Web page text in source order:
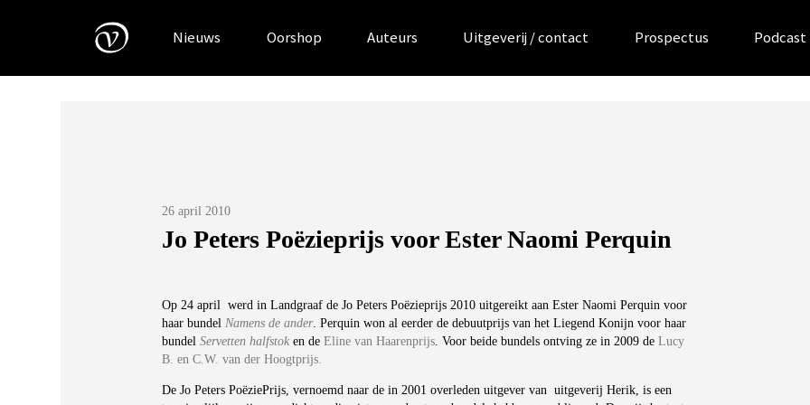
Nieuws Oorshop Auteurs Uitgeverij / contact Prospectus Podcast
Posted
on
26 april 2010
Jo Peters Poëzieprijs voor Ester Naomi Perquin
Op 24 april werd in Landgraaf de Jo Peters Poëzieprijs 2010 uitgereikt aan Ester Naomi Perquin voor
haar bundelNamens de ander. Perquin won al eerder de debuutprijs van het Liegend Konijn voor haar
bundelServetten halfstok en deEline van Haarenprijs. Voor beide bundels ontving ze in 2009 deLucy
B. en C.W. van der Hoogtprijs.
De Jo Peters PoëziePrijs, vernoemd naar de in 2001 overleden uitgever van uitgeverij Herik, is een